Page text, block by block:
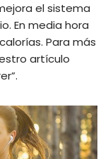
el sistema
En media hora
Para más
artículo